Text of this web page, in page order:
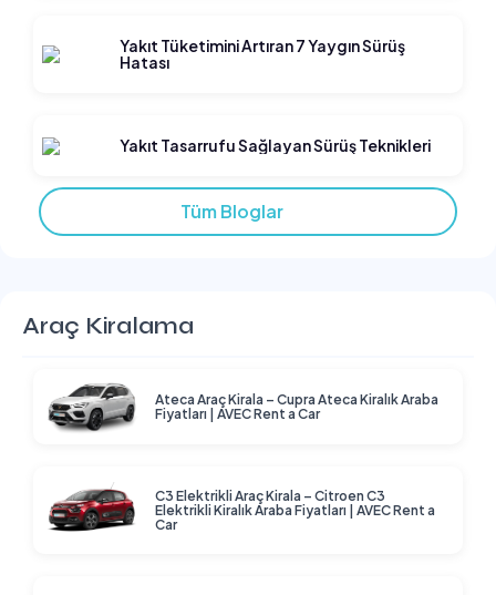
Yakıt Tüketimini Artıran 7 Yaygın Sürüş
Hatası
Yakıt Tasarrufu Sağlayan Sürüş Teknikleri
Tüm Bloglar
Araç Kiralama
Ateca Araç Kirala – Cupra Ateca Kiralık Araba
Fiyatları | AVEC Rent a Car
C3 Elektrikli Araç Kirala – Citroen C3
Elektrikli Kiralık Araba Fiyatları | AVEC Rent a
Car